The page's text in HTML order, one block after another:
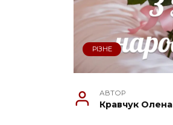
РІЗНЕ
АВТОР
Кравчук Олена